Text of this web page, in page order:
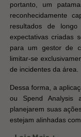
portanto, um
reconhecidamente
resultados de
expectativas criadas
para um gestor de
limitar-se
de incidentes da área.
Dessa forma, a
ou Spend Analysis
planejarem suas
estejam alinhadas